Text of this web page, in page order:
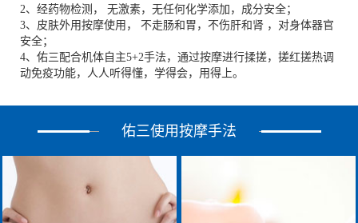
2、经药物检测， 无激素，无任何化学添加，成分安全；
3、皮肤外用按摩使用， 不走肠和胃，不伤肝和肾 ，对身体器官
安全；
4、佑三配合机体自主5+2手法，通过按摩进行揉搓，搓红搓热调
动免疫功能，人人听得懂，学得会，用得上。
佑三使用按摩手法